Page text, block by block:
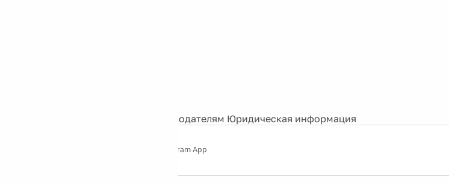
Рекламодателям Юридическая информация
Telegram App